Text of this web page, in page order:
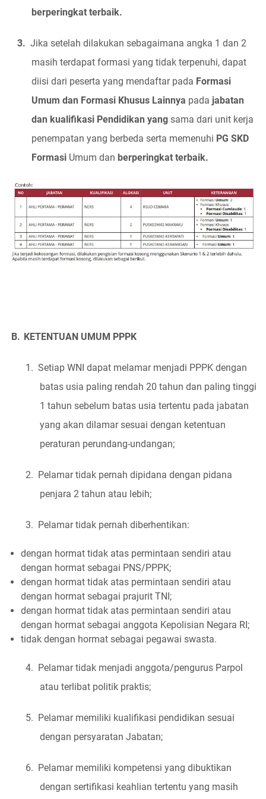
berperingkat terbaik.
3. Jika setelah dilakukan sebagaimana angka 1 dan 2
masih terdapat formasi yang tidak terpenuhi, dapat
diisi dari peserta yang mendaftar pada Formasi
Umum dan Formasi Khusus Lainnya pada jabatan
dan kualifikasi Pendidikan yang sama dari unit kerja
penempatan yang berbeda serta memenuhi PG SKD
FormasiUmum dan berperingkat terbaik.
B. KETENTUAN UMUM PPPK
1. Setiap WNI dapat melamar menjadi PPPK dengan
batas usia paling rendah 20 tahun dan paling tinggi
1 tahun sebelum batas usia tertentu pada jabatan
yang akan dilamar sesuai dengan ketentuan
peraturan perundang-undangan;
2. Pelamar tidak pernah dipidana dengan pidana
penjara 2 tahun atau lebih;
3. Pelamar tidak pernah diberhentikan:
dengan hormat tidak atas permintaan sendiri atau
dengan hormat sebagai PNS/PPPK;
dengan hormat tidak atas permintaan sendiri atau
dengan hormat sebagai prajurit TNI;
dengan hormat tidak atas permintaan sendiri atau
dengan hormat sebagai anggota Kepolisian Negara RI;
tidak dengan hormat sebagai pegawai swasta.
4. Pelamar tidak menjadi anggota/pengurus Parpol
atau terlibat politik praktis;
5. Pelamar memiliki kualifikasi pendidikan sesuai
dengan persyaratan Jabatan;
6. Pelamar memiliki kompetensi yang dibuktikan
dengan sertifikasi keahlian tertentu yang masih